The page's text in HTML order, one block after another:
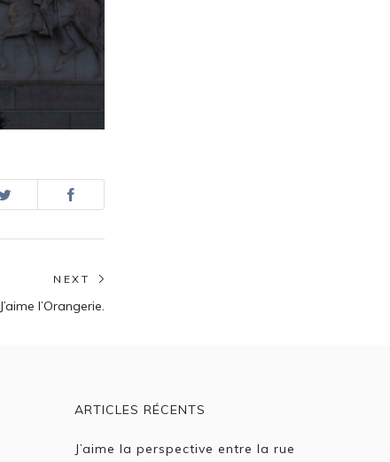
NEXT
J’aime l’Orangerie.
ARTICLES RÉCENTS
J’aime la perspective entre la rue